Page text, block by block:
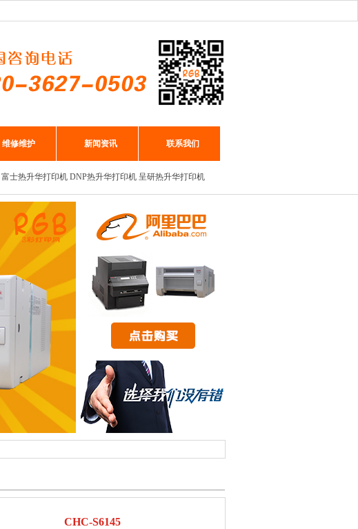
维修维护 新闻资讯 联系我们
富士热升华打印机 DNP热升华打印机 呈研热升华打印机
CHC-S6145